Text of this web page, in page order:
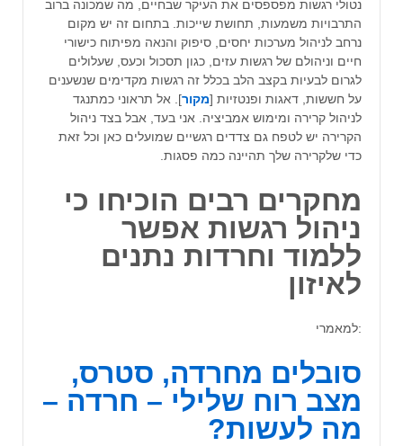
נטולי רגשות מפספסים את העיקר שבחיים, מה שמכונה ברוב
התרבויות משמעות, תחושת שייכות. בתחום זה יש מקום
נרחב לניהול מערכות יחסים, סיפוק והנאה מפיתוח כישורי
חיים וניהולם של רגשות עזים, כגון תסכול וכעס, שעלולים
לגרום לבעיות בקצב הלב בכלל זה רגשות מקדימים שנשענים
על חששות, דאגות ופנטזיות [מקור]. אל תראוני כמתנגד
לניהול קרירה ומימוש אמביציה. אני בעד, אבל בצד ניהול
הקרירה יש לטפח גם צדדים רגשיים שמועלים כאן וכל זאת
כדי שלקרירה שלך תהיינה כמה פסגות.
מחקרים רבים הוכיחו כי
ניהול רגשות אפשר
ללמוד וחרדות נתנים
לאיזון
:למאמרי
סובלים מחרדה, סטרס,
מצב רוח שלילי – חרדה –
מה לעשות?